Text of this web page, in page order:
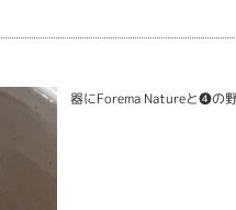
器にForema Natureと❹の